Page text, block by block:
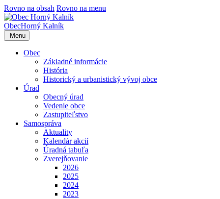
Rovno na obsah Rovno na menu
ObecHorný Kalník
Menu
Obec
Základné informácie
História
Historický a urbanistický vývoj obce
Úrad
Obecný úrad
Vedenie obce
Zastupiteľstvo
Samospráva
Aktuality
Kalendár akcií
Úradná tabuľa
Zverejňovanie
2026
2025
2024
2023